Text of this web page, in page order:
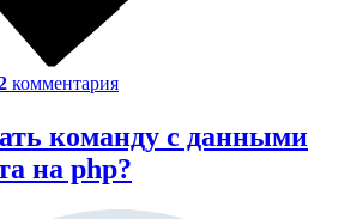
комментария
команду с данными
на php?